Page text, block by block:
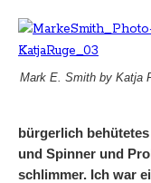
Mark E. Smith by Katja
bürgerlich
und Spinner und
schlimmer. Ich war